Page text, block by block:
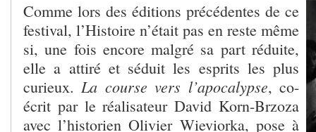
Comme lors des éditions précédentes de ce
festival, l’Histoire n’était pas en reste même
si, une fois encore malgré sa part réduite,
elle a attiré et séduit les esprits les plus
curieux.La course vers l’apocalypse, co-
écrit par le réalisateur David Korn-Brzoza
avec l’historien Olivier Wieviorka, pose à